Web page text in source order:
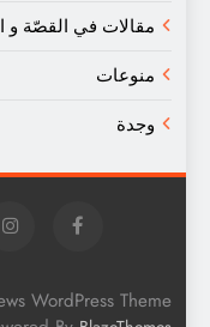
مقالات في القصّة و
منوعات
وجدة
WordPress Theme